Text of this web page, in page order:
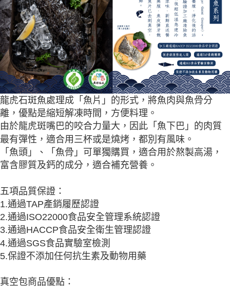
龍虎石斑魚處理成「魚片」的形式，將魚肉與魚骨分
離，優點是縮短解凍時間，方便料理。
由於龍虎斑嘴巴的咬合力量大，因此「魚下巴」的肉質
最有彈性，適合用三杯或是燒烤，都別有風味。
「魚頭」、「魚骨」可單獨購買，適合用於熬製高湯，
富含膠質及鈣的成分，適合補充營養。
五項品質保證：
1.通過TAP產銷履歷認證
2.通過ISO22000食品安全管理系統認證
3.通過HACCP食品安全衛生管理認證
4.通過SGS食品實驗室檢測
5.保證不添加任何抗生素及動物用藥
真空包商品優點：